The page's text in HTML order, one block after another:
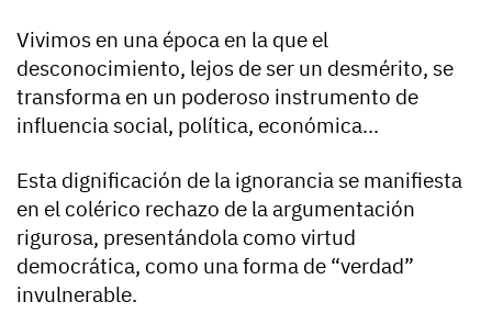
Vivimos en una época en la que el
desconocimiento, lejos de ser un desmérito, se
transforma en un poderoso instrumento de
influencia social, política, económica...
Esta dignificación de la ignorancia se manifiesta
en el colérico rechazo de la argumentación
rigurosa, presentándola como virtud
democrática, como una forma de “verdad”
invulnerable.